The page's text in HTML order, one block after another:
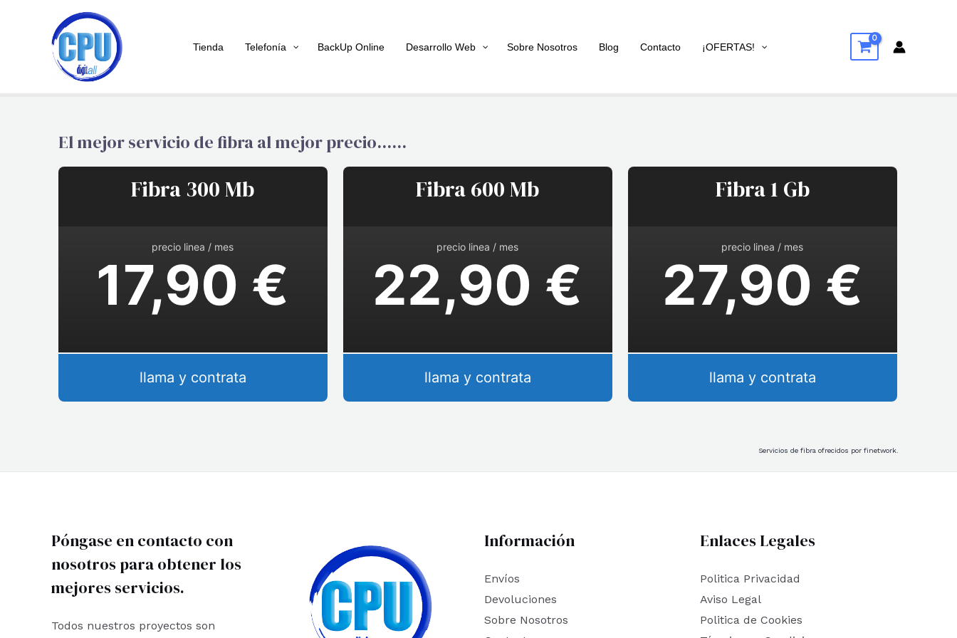
Tienda Telefonía BackUp Online Desarrollo Web Sobre Nosotros Blog Contacto ¡OFERTAS!
El mejor servicio de fibra al mejor precio......
Fibra 300 Mb
precio linea / mes
17,90 €
llama y contrata
Fibra 600 Mb
precio linea / mes
22,90 €
llama y contrata
Fibra 1 Gb
precio linea / mes
27,90 €
llama y contrata
Servicios de fibra ofrecidos por finetwork.
Póngase en contacto con
nosotros para obtener los
mejores servicios.
Todos nuestros proyectos son
Información
Envíos
Devoluciones
Sobre Nosotros
Enlaces Legales
Politica Privacidad
Aviso Legal
Politica de Cookies